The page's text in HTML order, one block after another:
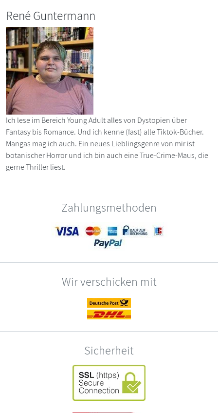
René Guntermann
Ich lese im Bereich Young Adult alles von Dystopien über
Fantasy bis Romance. Und ich kenne (fast) alle Tiktok-Bücher.
Mangas mag ich auch. Ein neues Lieblingsgenre von mir ist
botanischer Horror und ich bin auch eine True-Crime-Maus, die
gerne Thriller liest.
Zahlungsmethoden
Wir verschicken mit
Sicherheit